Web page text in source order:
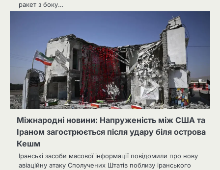
ракет з боку…
Міжнародні новини: Напруженість між США та
Іраном загострюється після удару біля острова
Кешм
Іранські засоби масової інформації повідомили про нову
авіаційну атаку Сполучених Штатів поблизу іранського